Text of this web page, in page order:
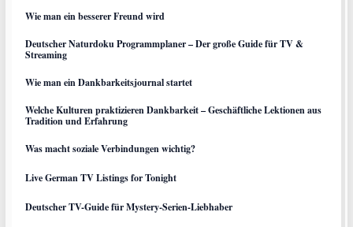
Wie man ein besserer Freund wird
Deutscher Naturdoku Programmplaner – Der große Guide für TV &
Streaming
Wie man ein Dankbarkeitsjournal startet
Welche Kulturen praktizieren Dankbarkeit – Geschäftliche Lektionen aus
Tradition und Erfahrung
Was macht soziale Verbindungen wichtig?
Live German TV Listings for Tonight
Deutscher TV-Guide für Mystery-Serien-Liebhaber